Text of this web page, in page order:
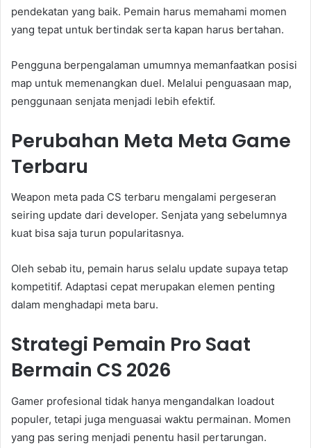
pendekatan yang baik. Pemain harus memahami momen
yang tepat untuk bertindak serta kapan harus bertahan.
Pengguna berpengalaman umumnya memanfaatkan posisi
map untuk memenangkan duel. Melalui penguasaan map,
penggunaan senjata menjadi lebih efektif.
Perubahan Meta Meta Game
Terbaru
Weapon meta pada CS terbaru mengalami pergeseran
seiring update dari developer. Senjata yang sebelumnya
kuat bisa saja turun popularitasnya.
Oleh sebab itu, pemain harus selalu update supaya tetap
kompetitif. Adaptasi cepat merupakan elemen penting
dalam menghadapi meta baru.
Strategi Pemain Pro Saat
Bermain CS 2026
Gamer profesional tidak hanya mengandalkan loadout
populer, tetapi juga menguasai waktu permainan. Momen
yang pas sering menjadi penentu hasil pertarungan.